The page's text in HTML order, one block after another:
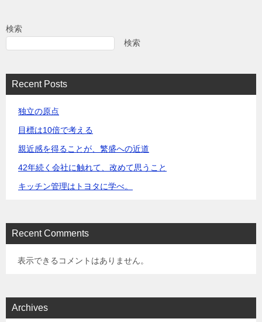
検索
検索
Recent Posts
独立の原点
目標は10倍で考える
親近感を得ることが、繁盛への近道
42年続く会社に触れて、改めて思うこと
キッチン管理はトヨタに学べ。
Recent Comments
表示できるコメントはありません。
Archives